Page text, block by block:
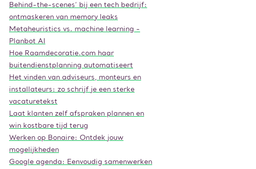
Behind-the-scenes’ bij een tech bedrijf:
ontmaskeren van memory leaks
Metaheuristics vs. machine learning -
Planbot AI
Hoe Raamdecoratie.com haar
buitendienstplanning automatiseert
Het vinden van adviseurs, monteurs en
installateurs: zo schrijf je een sterke
vacaturetekst
Laat klanten zelf afspraken plannen en
win kostbare tijd terug
Werken op Bonaire: Ontdek jouw
mogelijkheden
Google agenda: Eenvoudig samenwerken